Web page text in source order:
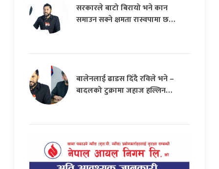
सरकारले बाटो बिरायो भने कान
समाउन सक्ने क्षमता रास्वपामा छ…
बालेनलाई ढाडस दिँदै रविले भने –
बादलको टुक्रामा जहाज हल्लिन…